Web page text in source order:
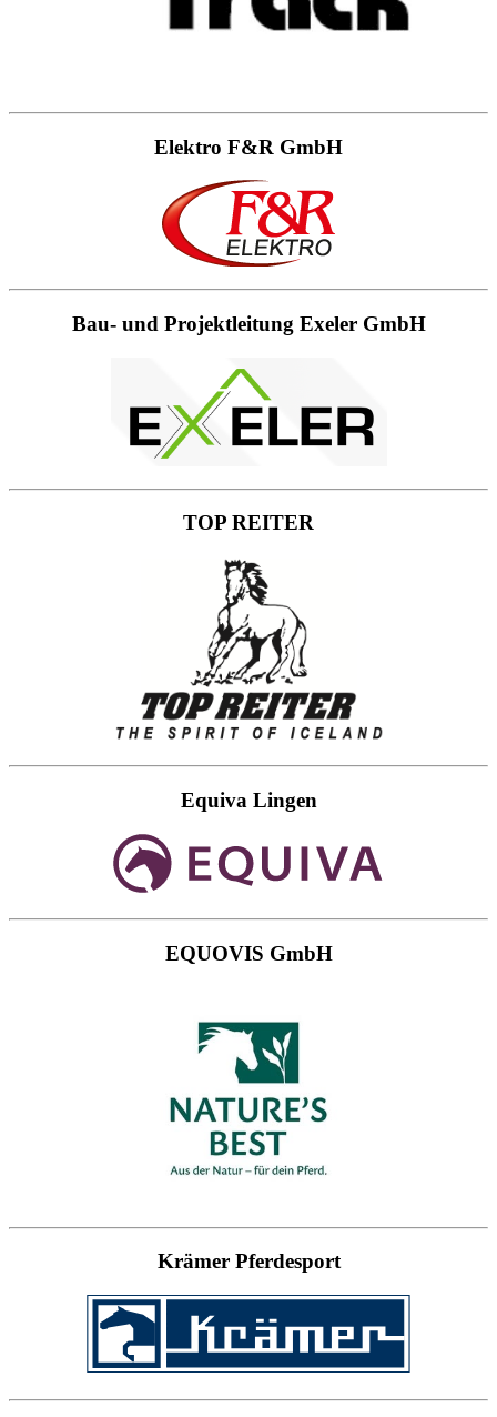
Elektro F&R GmbH
Bau- und Projektleitung Exeler GmbH
TOP REITER
Equiva Lingen
EQUOVIS GmbH
Krämer Pferdesport